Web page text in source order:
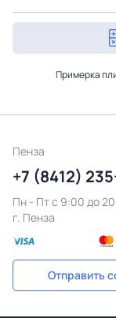
Примерка
Пенза
+7 (8412)
Пн - Пт c 9:00 до
г. Пенза
Отправить